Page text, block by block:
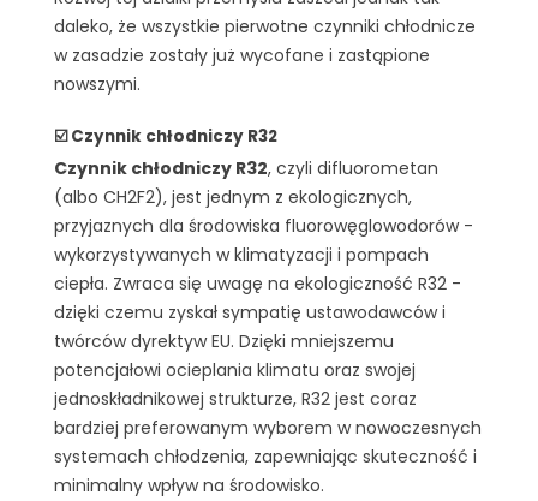
daleko, że wszystkie pierwotne czynniki chłodnicze
w zasadzie zostały już wycofane i zastąpione
nowszymi.
☑️ Czynnik chłodniczy R32
Czynnik chłodniczy R32, czyli difluorometan
(albo CH2F2), jest jednym z ekologicznych,
przyjaznych dla środowiska fluorowęglowodorów -
wykorzystywanych w klimatyzacji i pompach
ciepła. Zwraca się uwagę na ekologiczność R32 -
dzięki czemu zyskał sympatię ustawodawców i
twórców dyrektyw EU. Dzięki mniejszemu
potencjałowi ocieplania klimatu oraz swojej
jednoskładnikowej strukturze, R32 jest coraz
bardziej preferowanym wyborem w nowoczesnych
systemach chłodzenia, zapewniając skuteczność i
minimalny wpływ na środowisko.